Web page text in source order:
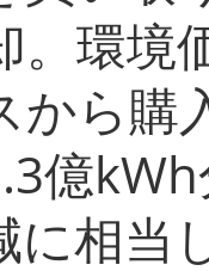
。環境
から購
億
に相当